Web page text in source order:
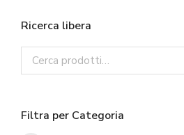
Ricerca libera
Filtra per Categoria